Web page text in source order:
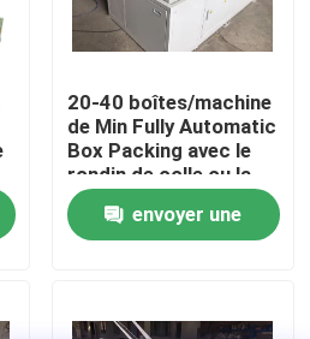
de papier de soie de soie
20-40 boîtes/machine
de Min Fully Automatic
Box Packing avec le
rondin de colle ou la
scie de bande
envoyer une